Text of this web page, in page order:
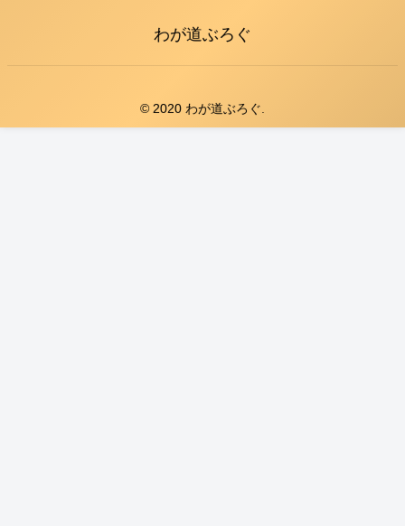
わが道ぶろぐ
© 2020 わが道ぶろぐ.